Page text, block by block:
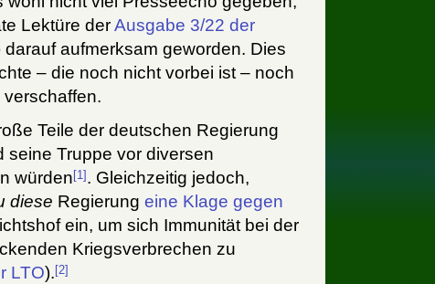
Lektüre derAusgabe 3/22 der
darauf aufmerksam geworden. Dies
– die noch nicht vorbei ist – noch
Teile der deutschen Regierung
seine Truppe vor diversen
würden[1]. Gleichzeitig jedoch,
diese Regierungeine Klage gegen
ein, um sich Immunität bei der
Kriegsverbrechen zu
LTO).[2]